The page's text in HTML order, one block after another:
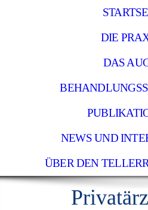
DIE
DAS
NEWS UND
ÜBER DEN